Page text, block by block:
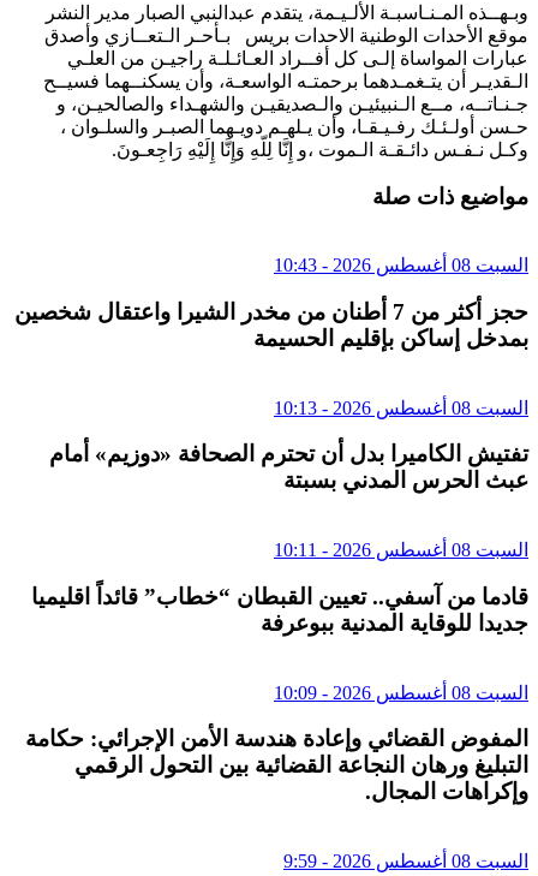
وبـهــذه المـنـاسبـة الألـيـمة، يتقدم عبدالنبي الصبار مدير النشر
موقع الأحدات الوطنية الاحدات بريس بـأحـر الـتعــازي وأصدق
عبارات المواساة إلـى كل أفــراد العـائـلـة راجيـن من العلـي
الـقديـر أن يتـغمـدهما برحمتـه الواسعـة، وأن يسكنــهما فسيــح
جـنـاتــه، مــع الـنبيئيـن والـصديقيـن والشهـداء والصالحيـن، و
حـسن أولـئـك رفـيـقـا، وأن يـلهـم دويـهما الصبـر والسلـوان ،
وكـل نـفـس دائـقـة الـموت ،و إِنَّا لِلّهِ وَإِنَّا إِلَيْهِ رَاجِعـونَ.
مواضيع ذات صلة
السبت 08 أغسطس 2026 - 10:43
حجز أكثر من 7 أطنان من مخدر الشيرا واعتقال شخصين
بمدخل إساكن بإقليم الحسيمة
السبت 08 أغسطس 2026 - 10:13
تفتيش الكاميرا بدل أن تحترم الصحافة «دوزيم» أمام
عبث الحرس المدني بسبتة
السبت 08 أغسطس 2026 - 10:11
قادما من آسفي.. تعيين القبطان “خطاب” قائداً اقليميا
جديدا للوقاية المدنية ببوعرفة
السبت 08 أغسطس 2026 - 10:09
المفوض القضائي وإعادة هندسة الأمن الإجرائي: حكامة
التبليغ ورهان النجاعة القضائية بين التحول الرقمي
وإكراهات المجال.
السبت 08 أغسطس 2026 - 9:59